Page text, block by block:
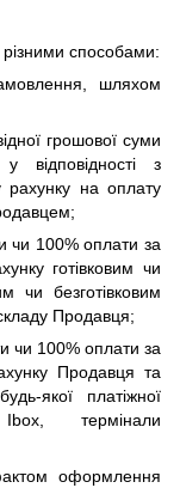
різними способами:
шляхом
грошової суми
відповідності з
рахунку на оплату
чи 100% оплати за
готівковим чи
чи безготівковим
Продавця;
чи 100% оплатиза
Продавця та
якої платіжної
Ibox , термінали
оформлення